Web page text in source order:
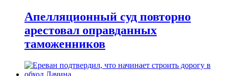
Апелляционный суд повторно
арестовал оправданных
таможенников